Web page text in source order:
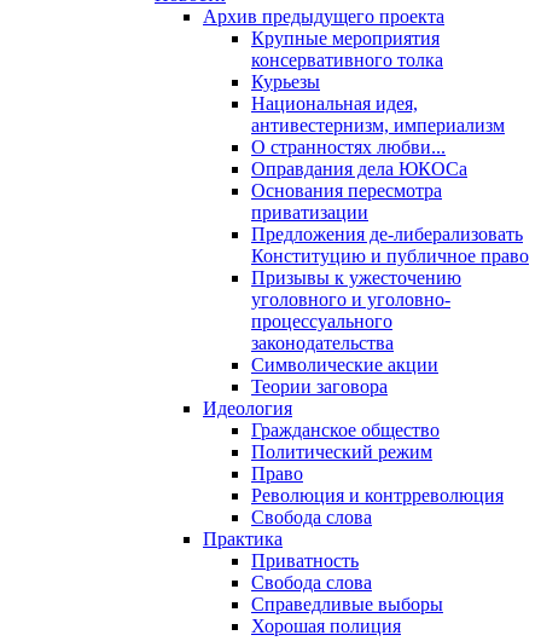
Архив предыдущего проекта
Крупные мероприятия
консервативного толка
Курьезы
Национальная идея,
антивестернизм, империализм
О странностях любви...
Оправдания дела ЮКОСа
Основания пересмотра
приватизации
Предложения де-либерализовать
Конституцию и публичное право
Призывы к ужесточению
уголовного и уголовно-
процессуального
законодательства
Символические акции
Теории заговора
Идеология
Гражданское общество
Политический режим
Право
Революция и контрреволюция
Свобода слова
Практика
Приватность
Свобода слова
Справедливые выборы
Хорошая полиция